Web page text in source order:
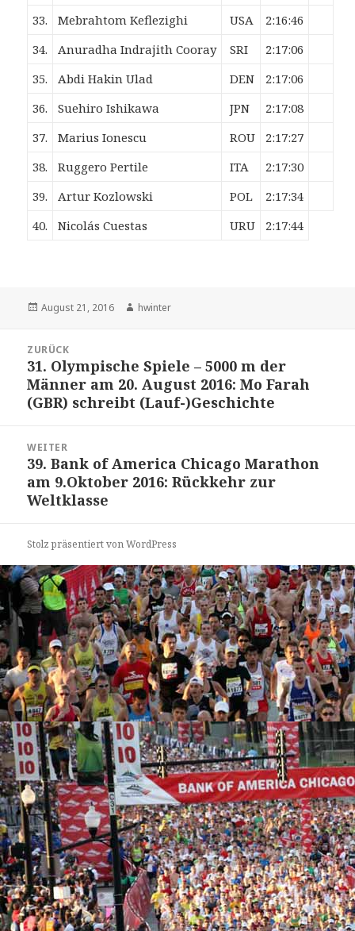
33.
MebrahtomKeflezighi USA
2:16:46
34.
Anuradha IndrajithCooray SRI
2:17:06
35.
Abdi HakinUlad DEN
2:17:06
36.
SuehiroIshikawa JPN
2:17:08
37.
MariusIonescu ROU
2:17:27
38.
RuggeroPertile ITA
2:17:30
39.
ArturKozlowski POL
2:17:34
40.
NicolásCuestas URU 2:17:44
Veröffentlicht
August 21, 2016 Autor
hwinter
Navigation
ZURÜCK
Vorheriger
Beitrag:
31. Olympische Spiele – 5000 m der
Männer am 20. August 2016: Mo Farah
(GBR) schreibt (Lauf-)Geschichte
WEITER
Nächster
Beitrag:
39. Bank of America Chicago Marathon
am 9.Oktober 2016: Rückkehr zur
Weltklasse
Stolz präsentiert von WordPress